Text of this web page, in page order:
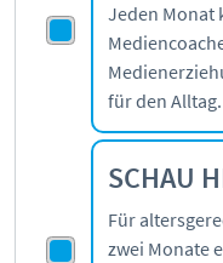
Jeden Monat
für den Alltag.
SCHAU
Für
zwei Monate